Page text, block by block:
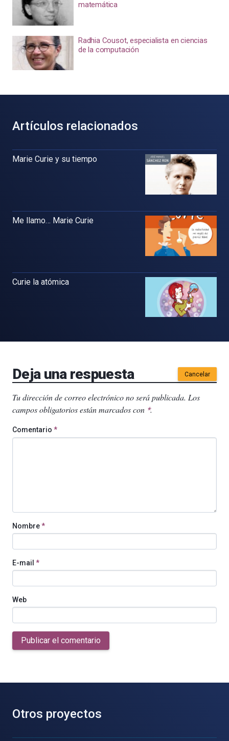
matemática
Radhia Cousot, especialista en ciencias
de la computación
Artículos relacionados
Marie Curie y su tiempo
Me llamo… Marie Curie
Curie la atómica
Deja una respuesta Cancelar
Tu dirección de correo electrónico no será publicada. Los
campos obligatorios están marcados con *.
Comentario *
Nombre*
E-mail *
Web
Publicar el comentario
Otros proyectos